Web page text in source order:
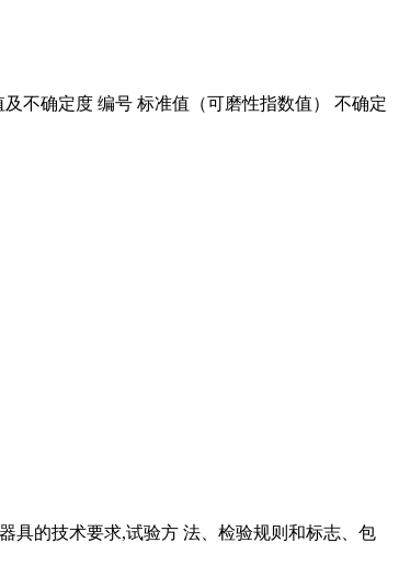
不确定度 编号 标准值（可磨性指数值） 不确定
具的技术要求,试验方 法、检验规则和标志、包